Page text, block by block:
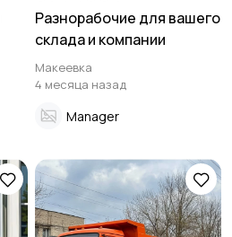
Разнорабочие для вашего
склада и компании
Макеевка
4 месяца назад
Manager